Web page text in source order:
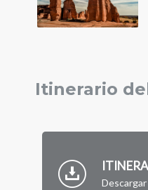
Itinerario